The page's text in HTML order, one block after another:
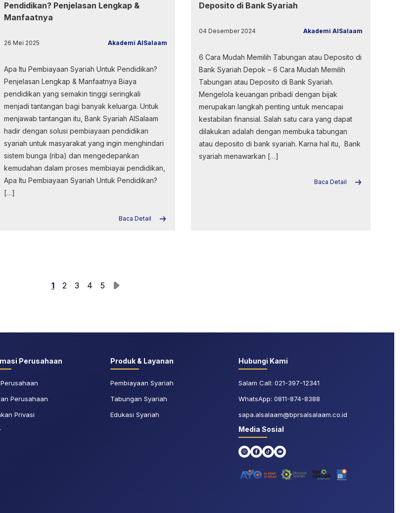
Pendidikan? Penjelasan Lengkap &
Manfaatnya
26 Mei 2025 Akademi AlSalaam
Apa Itu Pembiayaan Syariah Untuk Pendidikan?
Penjelasan Lengkap & Manfaatnya Biaya
pendidikan yang semakin tinggi seringkali
menjadi tantangan bagi banyak keluarga. Untuk
menjawab tantangan itu, Bank Syariah AlSalaam
hadir dengan solusi pembiayaan pendidikan
syariah untuk masyarakat yang ingin menghindari
sistem bunga (riba) dan mengedepankan
kemudahan dalam proses membiayai pendidikan,
Apa Itu Pembiayaan Syariah Untuk Pendidikan?
[…]
Baca Detail
Deposito di Bank Syariah
04 Desember 2024 Akademi AlSalaam
6 Cara Mudah Memilih Tabungan atau Deposito di
Bank Syariah Depok – 6 Cara Mudah Memilih
Tabungan atau Deposito di Bank Syariah.
Mengelola keuangan pribadi dengan bijak
merupakan langkah penting untuk mencapai
kestabilan finansial. Salah satu cara yang dapat
dilakukan adalah dengan membuka tabungan
atau deposito di bank syariah. Karna hal itu, Bank
syariah menawarkan […]
Baca Detail
1 2 3 4 5
Perusahaan
Perusahaan
Privasi
Produk & Layanan
Pembiayaan Syariah
Tabungan Syariah
Edukasi Syariah
Hubungi Kami
Salam Call: 021-397-12341
WhatsApp: 0811-874-8388
sapa.alsalaam@bprsalsalaam.co.id
Media Sosial